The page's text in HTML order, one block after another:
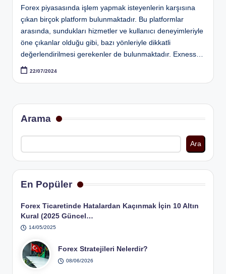
Forex piyasasında işlem yapmak isteyenlerin karşısına
çıkan birçok platform bulunmaktadır. Bu platformlar
arasında, sundukları hizmetler ve kullanıcı deneyimleriyle
öne çıkanlar olduğu gibi, bazı yönleriyle dikkatli
değerlendirilmesi gerekenler de bulunmaktadır. Exness…
22/07/2024
Arama
Ara
En Popüler
Forex Ticaretinde Hatalardan Kaçınmak İçin 10 Altın
Kural (2025 Güncel…
14/05/2025
Forex Stratejileri Nelerdir?
08/06/2026